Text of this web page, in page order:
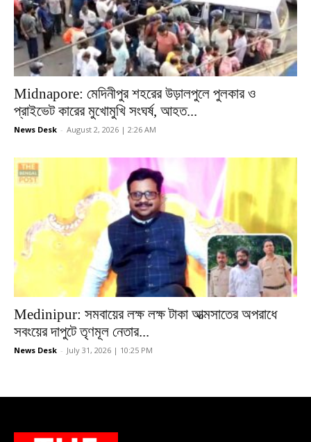
Midnapore: মেদিনীপুর শহরের উড়ালপুলে পুলকার ও
প্রাইভেট কারের মুখোমুখি সংঘর্ষ, আহত...
News Desk - August 2, 2026 | 2:26 AM
Medinipur: সমবায়ের লক্ষ লক্ষ টাকা আত্মসাতের অপরাধে
সবংয়ের দাপুটে তৃণমূল নেতার...
News Desk - July 31, 2026 | 10:25 PM